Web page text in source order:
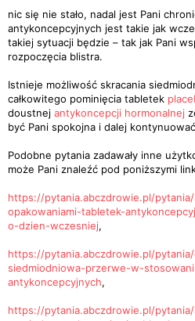
nic się nie stało, nadal jest Pani
antykoncepcyjnych jest takie jak
takiej sytuacji będzie – tak jak Pani
rozpoczęcia blistra.
Istnieje możliwość skracania
całkowitego pominięcia tabletek
doustnej antykoncepcji hormonalnej
być Pani spokojna i dalej
Podobne pytania zadawały inne
może Pani znaleźć pod poniższymi
https://pytania.abczdrowie.pl/
opakowaniami-tabletek-
o-dzien-wczesniej,
https://pytania.abczdrowie.pl/
siedmiodniowa-przerwe-w-
antykoncepcyjnych,
https://pytania.abczdrowie.pl/